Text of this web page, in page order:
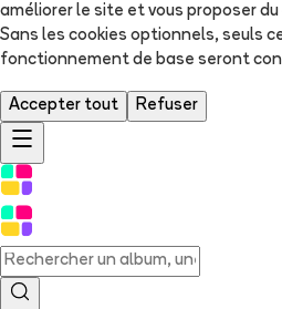
améliorer le site et vous proposer
Sans les cookies optionnels, seuls
fonctionnement de base seront
Accepter tout Refuser